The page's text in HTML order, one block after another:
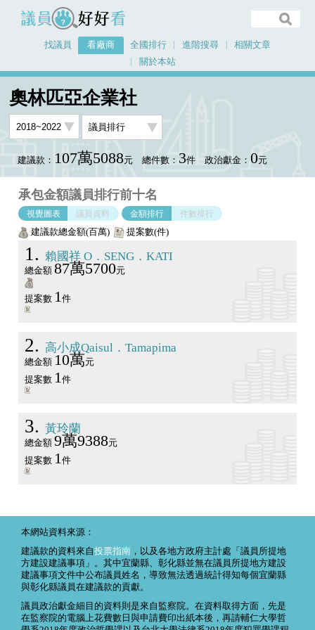
議員好好看
找議員 看廠商 全國排行 進階搜尋
相關文章
關於本站
奧林匹亞企業社
建議款： 107萬5088元 總件數： 3件 政治獻金： 0元
承包金額議員排行前十名
視覺圖表 議員資料 金額排行 件數排行
建議款總金額(百萬) 提案數(件)
1 賴國祥 O．SENG．KATI
總金額 87萬5700元
提案數 1件
2 高小成Qaisul．Tamapima
總金額 10萬元
提案數 1件
3 黃玲蘭
總金額 9萬9388元
提案數 1件
本網站資料來源：
建議款的資料來自投票指南 ，以及各地方政府主計處「議員所提地
方建設建議事項」。其中宜蘭縣、彰化縣並無在議員所提地方建設
建議事項文件中公布議員姓名，導致無法透過統計得知每個宜蘭縣
與彰化縣議員在建議款的貢獻。
議員政治獻金細目的資料則是來自監察院。在資料取得方面，先是
在監察院的電腦上花費數日與申請費印出紙本後，再請輔仁大學哲